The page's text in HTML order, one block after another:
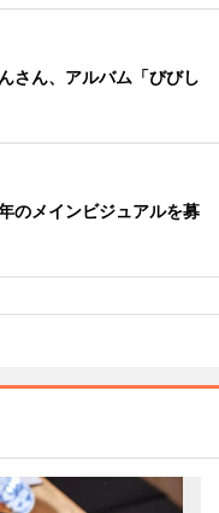
さん、アルバム「びびし
のメインビジュアルを募